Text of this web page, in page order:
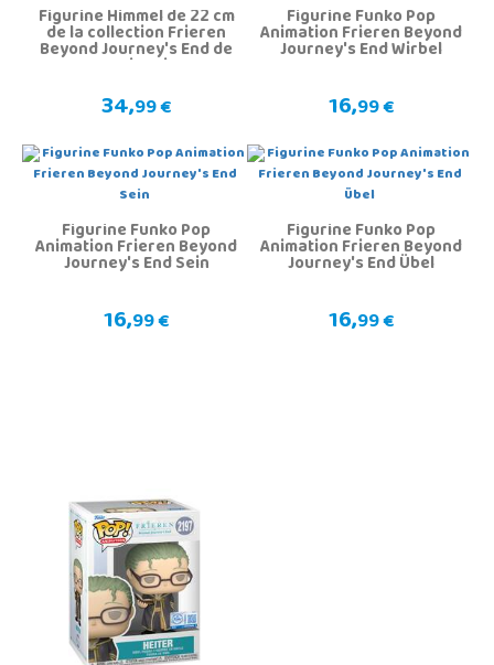
Figurine Himmel de 22 cm
de la collection Frieren
Beyond Journey's End de
Maximatic
34,99 €
Figurine Funko Pop
Animation Frieren Beyond
Journey's End Wirbel
16,99 €
Figurine Funko Pop
Animation Frieren Beyond
Journey's End Sein
16,99 €
Figurine Funko Pop
Animation Frieren Beyond
Journey's End Übel
16,99 €